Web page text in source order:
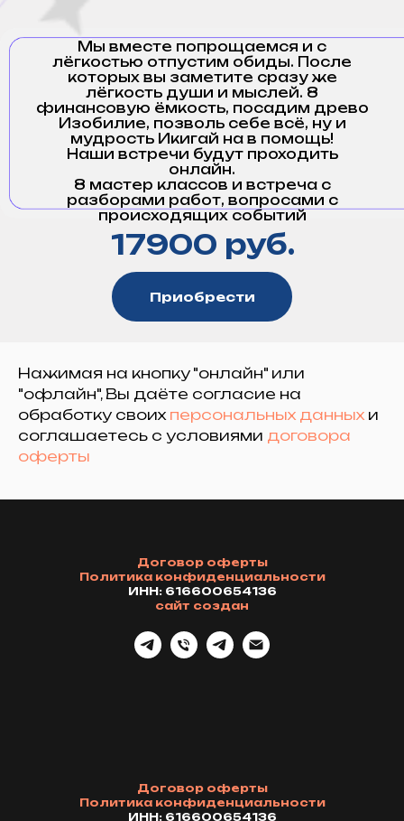
17900 руб.
Мы вместе попрощаемся и с
лёгкостью отпустим обиды. После
которых вы заметите сразу же
лёгкость души и мыслей. 8
финансовую ёмкость, посадим древо
Изобилие, позволь себе всё, ну и
мудрость Икигай на в помощь!
Наши встречи будут проходить
онлайн.
8 мастер классов и встреча с
разборами работ, вопросами с
происходящих событий
Приобрести
Нажимая на кнопку "онлайн" или
"офлайн", Вы даёте согласие на
обработку своих персональных данных и
соглашаетесь с условиями договора
оферты
Договор оферты
Политика конфиденциальности
ИНН: 616600654136
сайт создан
Договор оферты
Политика конфиденциальности
ИНН: 616600654136